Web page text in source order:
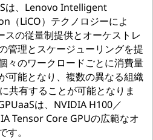
は、Lenovo Intelligent
LiCO）テクノロジーによ
スの従量制提供とオーケストレ
管理とスケージューリングを提
々のワークロードごとに消費量
可能となり、複数の異なる組織
共有することが可能となりま
は、NVIDIA H100／
Tensor Core GPUの広範なオ
。